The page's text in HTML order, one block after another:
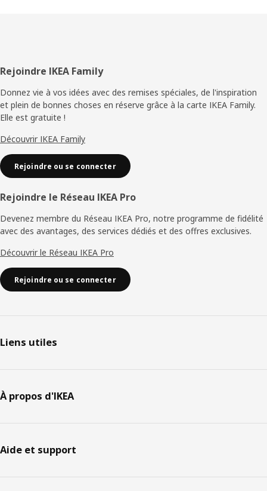
Pied
de
page
Rejoindre IKEA Family
Donnez vie à vos idées avec des remises spéciales, de l'inspiration
et plein de bonnes choses en réserve grâce à la carte IKEA Family.
Elle est gratuite !
Découvrir IKEA Family
Rejoindre ou se connecter
Rejoindre le Réseau IKEA Pro
Devenez membre du Réseau IKEA Pro, notre programme de fidélité
avec des avantages, des services dédiés et des offres exclusives.
Découvrir le Réseau IKEA Pro
Rejoindre ou se connecter
Liens utiles
À propos d'IKEA
Aide et support